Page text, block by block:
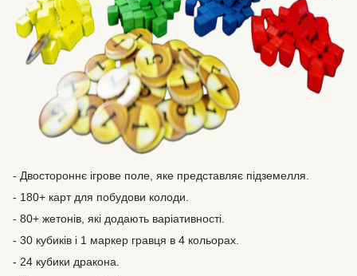
- Двостороннє ігрове поле, яке представляє підземелля.
- 180+ карт для побудови колоди.
- 80+ жетонів, які додають варіативності.
- 30 кубиків і 1 маркер гравця в 4 кольорах.
- 24 кубики дракона.